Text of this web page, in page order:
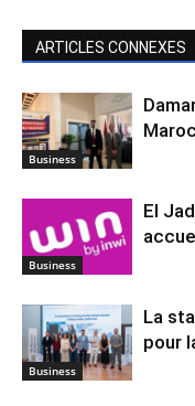
ARTICLES CONNEXES
Business
Business
El
Business
La
pour